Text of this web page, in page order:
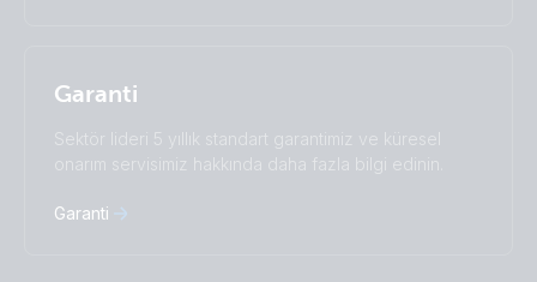
Garanti
Sektör lideri 5 yıllık standart garantimiz ve küresel
onarım servisimiz hakkında daha fazla bilgi edinin.
Garanti